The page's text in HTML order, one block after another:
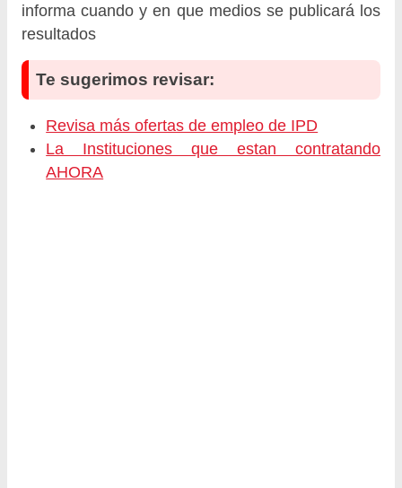
informa cuando y en que medios se publicará los
resultados
Te sugerimos revisar:
Revisa más ofertas de empleo de IPD
La Instituciones que estan contratando
AHORA